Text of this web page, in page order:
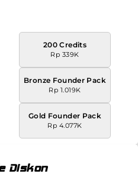
200 Credits
Rp 339K
Bronze Founder Pack
Rp 1.019K
Gold Founder Pack
Rp 4.077K
Diskon